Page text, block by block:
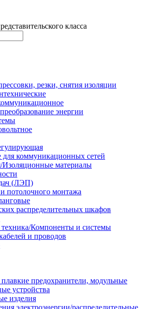
класса
резки, снятия изоляции
энергии
коммуникационных сетей
Изоляционные материалы
(ЛЭП)
потолочного монтажа
распределительных шкафов
Компоненты и системы
и проводов
предохранители, модульные
устройства
изделия
электроэнергии/распределительные